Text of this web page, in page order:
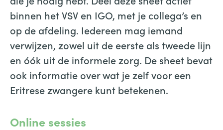
binnen het VSV en IGO, met je collega’s en
op de afdeling. Iedereen mag iemand
verwijzen, zowel uit de eerste als tweede lijn
en óók uit de informele zorg. De sheet bevat
ook informatie over wat je zelf voor een
Eritrese zwangere kunt betekenen.
Online sessies